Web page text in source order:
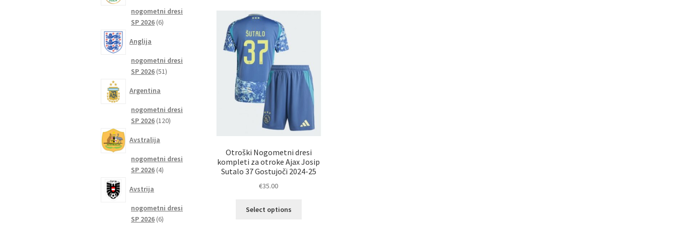
Otroški Nogometni dresi
kompleti za otroke Ajax Josip
Sutalo 37 Gostujoči 2024-25
€35.00
Select options
nogometni dresi
SP 2026 66
Anglija
nogometni dresi
SP 2026 5151
Argentina
nogometni dresi
SP 2026 120120
Avstralija
nogometni dresi
SP 2026 44
Avstrija
nogometni dresi
SP 2026 66